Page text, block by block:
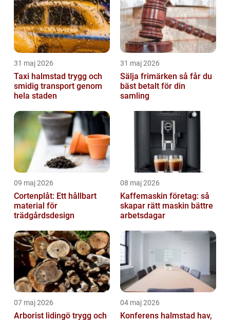
31 maj 2026
Taxi halmstad trygg och
smidig transport genom
hela staden
31 maj 2026
Sälja frimärken så får du
bäst betalt för din
samling
09 maj 2026
Cortenplåt: Ett hållbart
material för
trädgårdsdesign
08 maj 2026
Kaffemaskin företag: så
skapar rätt maskin bättre
arbetsdagar
07 maj 2026
Arborist lidingö trygg och
04 maj 2026
Konferens halmstad hav,